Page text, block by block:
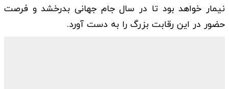
نیمار خواهد بود تا در سال جام جهانی بدرخشد و فرصت
حضور در این رقابت بزرگ را به دست آورد.